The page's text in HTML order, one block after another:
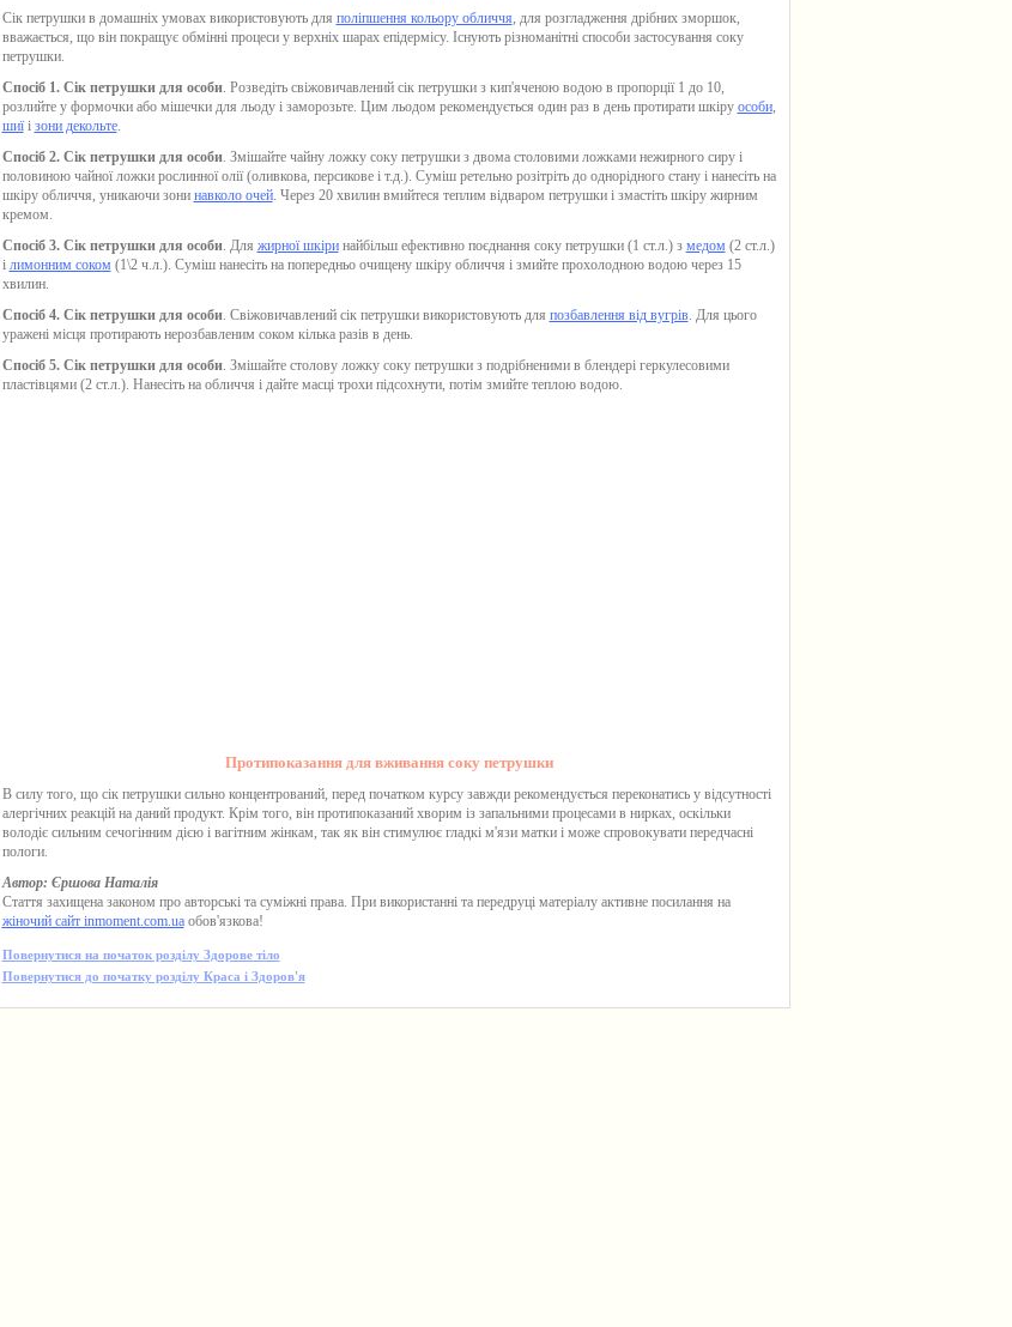
Сік петрушкив домашніх умовах використовують для поліпшення кольору обличчя, для розгладження дрібних зморшок,
вважається, що він покращує обмінні процеси у верхніх шарах епідермісу. Існують різноманітні способи застосування соку
петрушки.
Спосіб 1. Сік петрушки для особи. Розведіть свіжовичавлений сік петрушкиз кип'яченою водою в пропорції 1 до 10,
розлийте у формочки або мішечки для льоду і заморозьте. Цим льодом рекомендується один раз в день протирати шкіру особи,
шиїі зони декольте.
Спосіб 2. Сік петрушки для особи. Змішайте чайну ложку соку петрушкиз двома столовими ложками нежирного сиру і
половиною чайної ложки рослинної олії (оливкова, персикове і т.д.). Суміш ретельно розітріть до однорідного стану і нанесіть на
шкіру обличчя, уникаючи зони навколо очей. Через 20 хвилин вмийтеся теплим відваром петрушки і змастіть шкіру жирним
кремом.
Спосіб 3. Сік петрушки для особи. Для жирної шкіринайбільш ефективно поєднання соку петрушки(1 ст.л.) з медом (2 ст.л.)
і лимонним соком (1\2 ч.л.). Суміш нанесіть на попередньо очищену шкіру обличчя і змийте прохолодною водою через 15
хвилин.
Спосіб 4. Сік петрушки для особи. Свіжовичавлений сік петрушкивикористовують для позбавлення від вугрів. Для цього
уражені місця протирають нерозбавленим соком кілька разів в день.
Спосіб 5. Сік петрушки для особи. Змішайте столову ложку соку петрушкиз подрібненими в блендері геркулесовими
пластівцями (2 ст.л.). Нанесіть на обличчя і дайте масці трохи підсохнути, потім змийте теплою водою.
Протипоказання для вживання соку петрушки
В силу того, що сік петрушкисильно концентрований, перед початком курсу завжди рекомендується переконатись у відсутності
алергічних реакцій на даний продукт. Крім того, він протипоказаний хворим із запальними процесами в нирках, оскільки
володіє сильним сечогінним дією і вагітним жінкам, так як він стимулює гладкі м'язи матки і може спровокувати передчасні
пологи.
Автор: Єршова Наталія
Стаття захищена законом про авторські та суміжні права. При використанні та передруці матеріалу активне посилання на
жіночий сайт inmoment.com.uaобов'язкова!
Повернутися на початок розділу Здорове тіло
Повернутися до початку розділу Краса і Здоров'я